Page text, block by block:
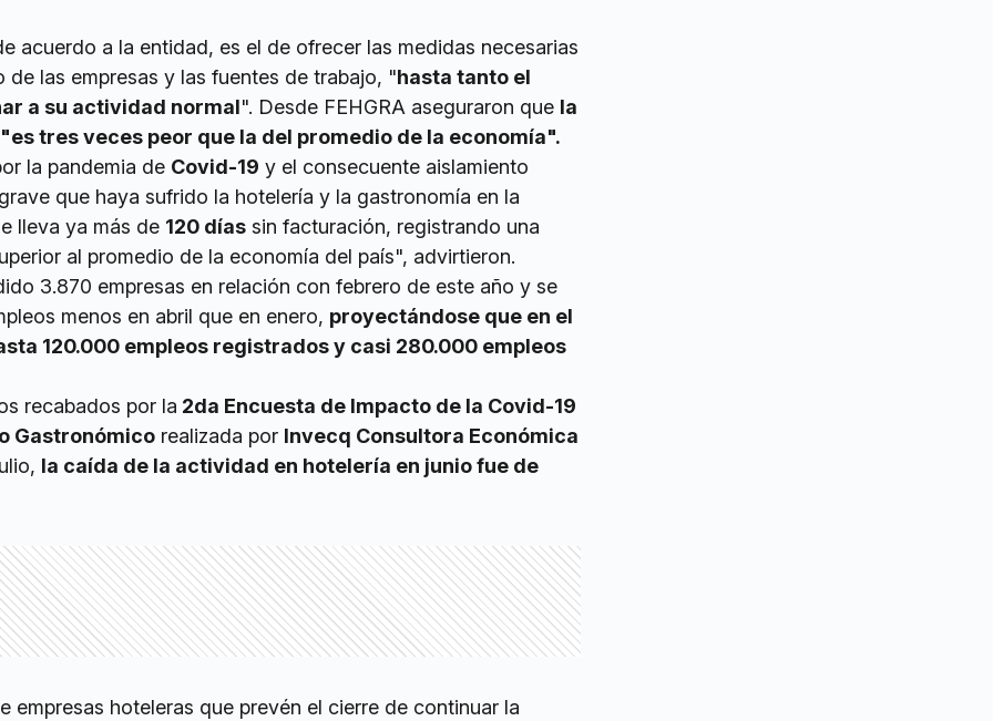
acuerdo a la entidad, es el de ofrecer las medidas necesarias
de las empresas y las fuentes de trabajo, "hasta tanto el
a su actividad normal". Desde FEHGRA aseguraron que la
tres veces peor que la del promedio de la economía".
la pandemia de Covid-19 y el consecuente aislamiento
que haya sufrido la hotelería y la gastronomía en la
lleva ya más de 120 días sin facturación, registrando una
al promedio de la economía del país", advirtieron.
3.870 empresas en relación con febrero de este año y se
menos en abril que en enero, proyectándose que en el
120.000 empleos registrados y casi 280.000 empleos
recabados por la 2da Encuesta de Impacto de la Covid-19
Gastronómico realizada por Invecq Consultora Económica
la caída de la actividad en hotelería en junio fue de
empresas hoteleras que prevén el cierre de continuar la